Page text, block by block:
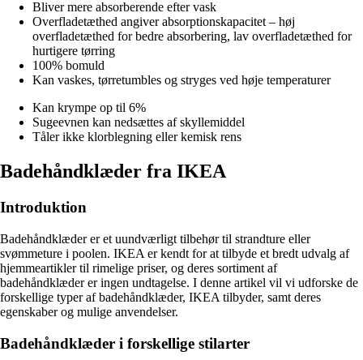
Bliver mere absorberende efter vask
Overfladetæthed angiver absorptionskapacitet – høj
overfladetæthed for bedre absorbering, lav overfladetæthed for
hurtigere tørring
100% bomuld
Kan vaskes, tørretumbles og stryges ved høje temperaturer
Kan krympe op til 6%
Sugeevnen kan nedsættes af skyllemiddel
Tåler ikke klorblegning eller kemisk rens
Badehåndklæder fra IKEA
Introduktion
Badehåndklæder er et uundværligt tilbehør til strandture eller
svømmeture i poolen. IKEA er kendt for at tilbyde et bredt udvalg af
hjemmeartikler til rimelige priser, og deres sortiment af
badehåndklæder er ingen undtagelse. I denne artikel vil vi udforske de
forskellige typer af badehåndklæder, IKEA tilbyder, samt deres
egenskaber og mulige anvendelser.
Badehåndklæder i forskellige stilarter